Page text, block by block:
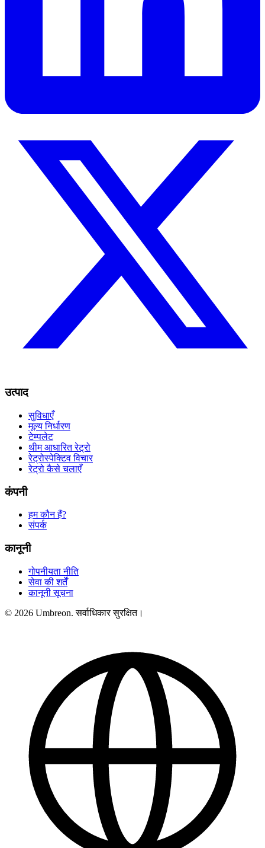
उत्पाद
सुविधाएँ
मूल्य निर्धारण
टेम्पलेट
थीम आधारित रेट्रो
रेट्रोस्पेक्टिव विचार
रेट्रो कैसे चलाएँ
कंपनी
हम कौन हैं?
संपर्क
कानूनी
गोपनीयता नीति
सेवा की शर्तें
कानूनी सूचना
© 2026 Umbreon. सर्वाधिकार सुरक्षित।